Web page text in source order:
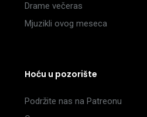
Drame večeras
Mjuzikli ovog meseca
Hoću u pozorište
Podržite nas na Patreonu